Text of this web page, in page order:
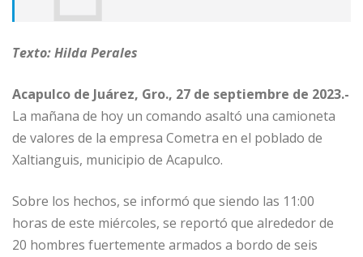
Texto: Hilda Perales
Acapulco de Juárez, Gro., 27 de septiembre de 2023.-
La mañana de hoy un comando asaltó una camioneta
de valores de la empresa Cometra en el poblado de
Xaltianguis, municipio de Acapulco.
Sobre los hechos, se informó que siendo las 11:00
horas de este miércoles, se reportó que alrededor de
20 hombres fuertemente armados a bordo de seis